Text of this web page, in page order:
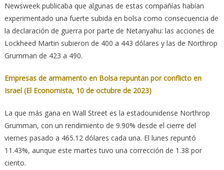
Newsweek publicaba que algunas de estas compañías habían
experimentado una fuerte subida en bolsa como consecuencia de
la declaración de guerra por parte de Netanyahu: las acciones de
Lockheed Martin subieron de 400 a 443 dólares y las de Northrop
Grumman de 423 a 490.
Empresas de armamento en Bolsa repuntan por conflicto en
Israel (El Economista, 10 de octubre de 2023)
La que más gana en Wall Street es la estadounidense Northrop
Grumman, con un rendimiento de 9.90% desde el cierre del
viernes pasado a 465.12 dólares cada una. El lunes repuntó
11.43%, aunque este martes tuvo una corrección de 1.38 por
ciento.